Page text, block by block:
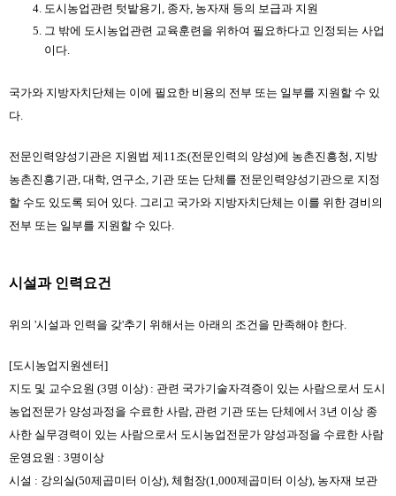
도시농업관련 텃밭용기, 종자, 농자재 등의 보급과 지원
그 밖에 도시농업관련 교육훈련을 위하여 필요하다고 인정되는 사업
이다.
국가와 지방자치단체는 이에 필요한 비용의 전부 또는 일부를 지원할 수 있
다.
전문인력양성기관은 지원법 제11조(전문인력의 양성)에 농촌진흥청, 지방
농촌진흥기관, 대학, 연구소, 기관 또는 단체를 전문인력양성기관으로 지정
할 수도 있도록 되어 있다. 그리고 국가와 지방자치단체는 이를 위한 경비의
전부 또는 일부를 지원할 수 있다.
시설과 인력요건
위의 '시설과 인력을 갖'추기 위해서는 아래의 조건을 만족해야 한다.
[도시농업지원센터]
지도 및 교수요원 (3명 이상) : 관련 국가기술자격증이 있는 사람으로서 도시
농업전문가 양성과정을 수료한 사람, 관련 기관 또는 단체에서 3년 이상 종
사한 실무경력이 있는 사람으로서 도시농업전문가 양성과정을 수료한 사람
운영요원 : 3명이상
시설 : 강의실(50제곱미터 이상), 체험장(1,000제곱미터 이상), 농자재 보관